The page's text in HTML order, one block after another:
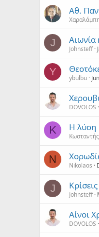
Αθ.
J
Johnsteff
Y
ybulbu
DOVOLOS
Κ Η λύση
N
Nikolaos
J
Johnsteff
Αίνοι
DOVOLOS